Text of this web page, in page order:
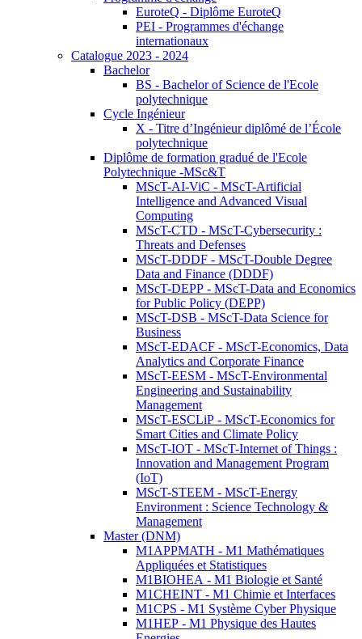
EuroteQ - Diplôme EuroteQ
PEI - Programmes d'échange
internationaux
Catalogue 2023 - 2024
Bachelor
BS - Bachelor of Science de l'Ecole
polytechnique
Cycle Ingénieur
X - Titre d’Ingénieur diplômé de l’École
polytechnique
Diplôme de formation gradué de l'Ecole
Polytechnique -MSc&T
MScT-AI-ViC - MScT-Artificial
Intelligence and Advanced Visual
Computing
MScT-CTD - MScT-Cybersecurity :
Threats and Defenses
MScT-DDDF - MScT-Double Degree
Data and Finance (DDDF)
MScT-DEPP - MScT-Data and Economics
for Public Policy (DEPP)
MScT-DSB - MScT-Data Science for
Business
MScT-EDACF - MScT-Economics, Data
Analytics and Corporate Finance
MScT-EESM - MScT-Environmental
Engineering and Sustainability
Management
MScT-ESCLiP - MScT-Economics for
Smart Cities and Climate Policy
MScT-IOT - MScT-Internet of Things :
Innovation and Management Program
(IoT)
MScT-STEEM - MScT-Energy
Environment : Science Technology &
Management
Master (DNM)
M1APPMATH - M1 Mathématiques
Appliquées et Statistiques
M1BIOHEA - M1 Biologie et Santé
M1CHEINT - M1 Chimie et Interfaces
M1CPS - M1 Système Cyber Physique
M1HEP - M1 Physique des Hautes